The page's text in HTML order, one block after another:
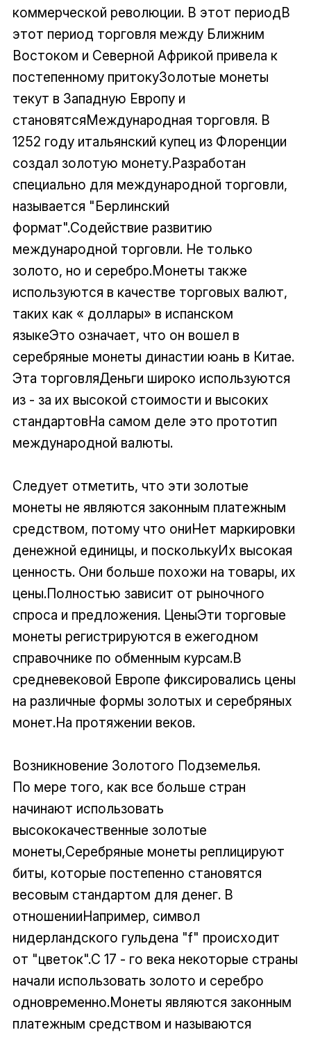
коммерческой революции. В этот периодВ
этот период торговля между Ближним
Востоком и Северной Африкой привела к
постепенному притокуЗолотые монеты
текут в Западную Европу и
становятсяМеждународная торговля. В
1252 году итальянский купец из Флоренции
создал золотую монету.Разработан
специально для международной торговли,
называется "Берлинский
формат".Содействие развитию
международной торговли. Не только
золото, но и серебро.Монеты также
используются в качестве торговых валют,
таких как « доллары» в испанском
языкеЭто означает, что он вошел в
серебряные монеты династии юань в Китае.
Эта торговляДеньги широко используются
из - за их высокой стоимости и высоких
стандартовНа самом деле это прототип
международной валюты.
Следует отметить, что эти золотые
монеты не являются законным платежным
средством, потому что ониНет маркировки
денежной единицы, и посколькуИх высокая
ценность. Они больше похожи на товары, их
цены.Полностью зависит от рыночного
спроса и предложения. ЦеныЭти торговые
монеты регистрируются в ежегодном
справочнике по обменным курсам.В
средневековой Европе фиксировались цены
на различные формы золотых и серебряных
монет.На протяжении веков.
Возникновение Золотого Подземелья.
По мере того, как все больше стран
начинают использовать
высококачественные золотые
монеты,Серебряные монеты реплицируют
биты, которые постепенно становятся
весовым стандартом для денег. В
отношенииНапример, символ
нидерландского гульдена "f" происходит
от "цветок".С 17 - го века некоторые страны
начали использовать золото и серебро
одновременно.Монеты являются законным
платежным средством и называются